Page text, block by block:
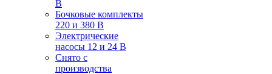
В
Бочковые комплекты
220 и 380 В
Электрические
насосы 12 и 24 В
Снято с
производства